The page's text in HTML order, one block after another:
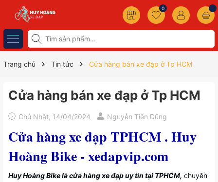
0
Trang chủ Tin tức Cửa hàng bán xe đạp ở Tp HCM
Cửa hàng bán xe đạp ở Tp HCM
Chủ Nhật, 14/04/2024 Nguyễn Tiến Dũng
Cửa hàng xe đạp TPHCM . Huy
Hoàng Bike - xedapvip.com
Huy Hoàng Bike là cửa hàng xe đạp uy tín tại TPHCM, chuyên